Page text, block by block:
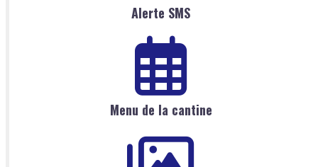
Alerte SMS
Menu de la cantine